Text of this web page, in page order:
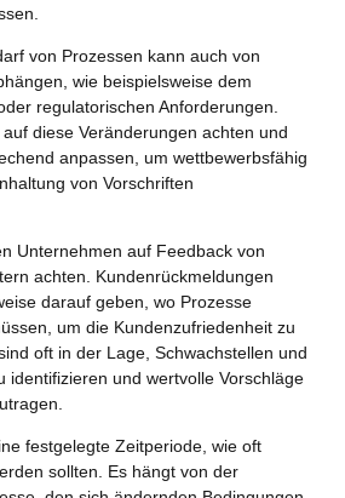
von Prozessen kann auch von
wie beispielsweise dem
regulatorischen Anforderungen.
diese Veränderungen achten und
anpassen, um wettbewerbsfähig
von Vorschriften
Unternehmen auf Feedback von
achten. Kundenrückmeldungen
darauf geben, wo Prozesse
um die Kundenzufriedenheit zu
oft in der Lage, Schwachstellen und
identifizieren und wertvolle Vorschläge
festgelegte Zeitperiode, wie oft
sollten. Es hängt von der